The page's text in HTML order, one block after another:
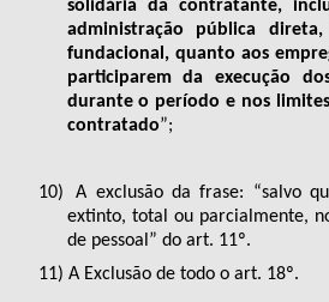
solidária da contratante,
administração pública
fundacional, quanto aos
participarem da execução
durante o período e nos
contratado”;
10) A exclusão da frase: “salvo
extinto, total ou parcialmente,
de pessoal” do art. 11º.
11) A Exclusão de todo o art. 18º.